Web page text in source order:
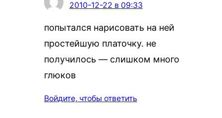
2010-12-22 в 09:33
попытался нарисовать на ней
простейшую платочку. не
получилось — слишком много
глюков
Войдите, чтобы ответить